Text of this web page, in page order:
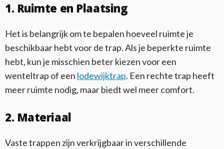
1. Ruimte en Plaatsing
Het is belangrijk om te bepalen hoeveel ruimte je
beschikbaar hebt voor de trap. Als je beperkte ruimte
hebt, kun je misschien beter kiezen voor een
wenteltrap of een lodewijktrap. Een rechte trap heeft
meer ruimte nodig, maar biedt wel meer comfort.
2. Materiaal
Vaste trappen zijn verkrijgbaar in verschillende